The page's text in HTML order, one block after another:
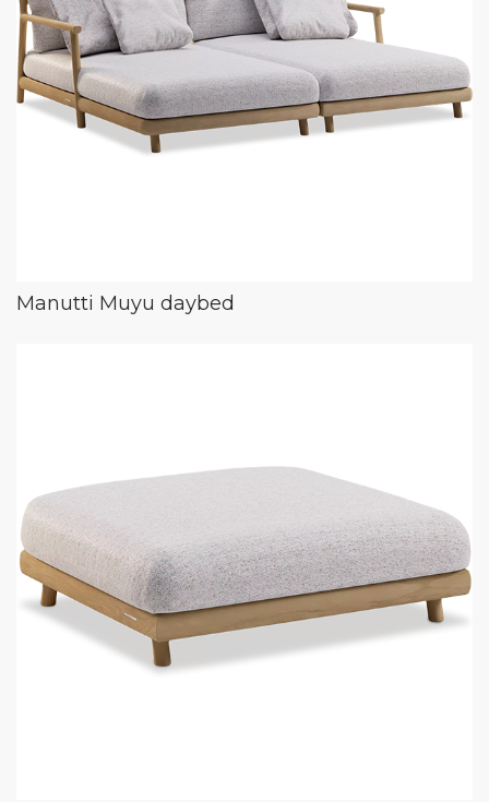
Manutti Muyu daybed